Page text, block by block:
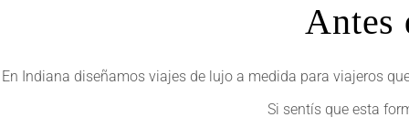
Antes
En Indiana diseñamos viajes de lujo a medida para viajeros
Si sentís que esta